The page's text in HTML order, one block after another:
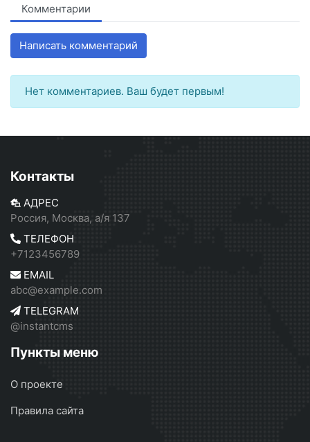
Комментарии
Написать комментарий
Нет комментариев. Ваш будет первым!
Контакты
АДРЕС
Россия, Москва, а/я 137
ТЕЛЕФОН
+7123456789
EMAIL
abc@example.com
TELEGRAM
@instantcms
Пункты меню
О проекте
Правила сайта